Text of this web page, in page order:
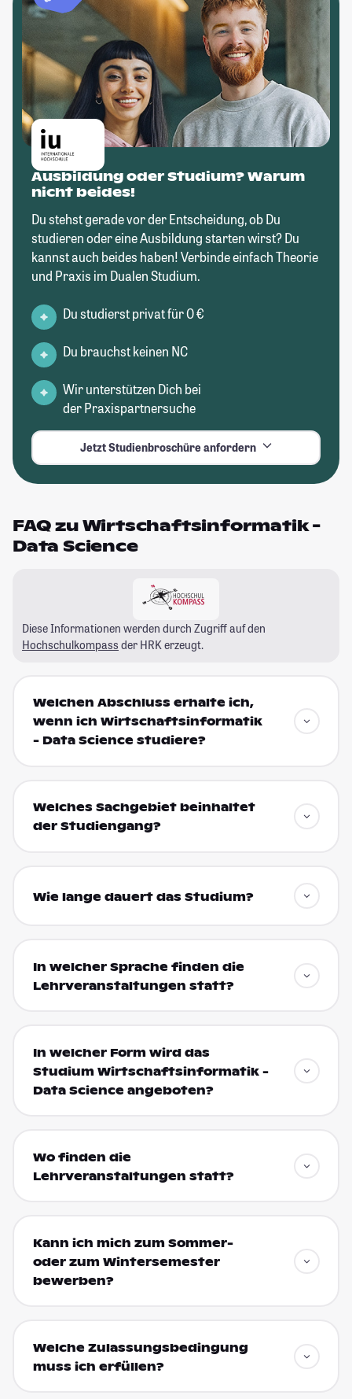
Ausbildung oder Studium? Warum
nicht beides!
Du stehst gerade vor der Entscheidung, ob Du
studieren oder eine Ausbildung starten wirst? Du
kannst auch beides haben! Verbinde einfach Theorie
und Praxis im Dualen Studium.
Du studierst privat für 0 €
Du brauchst keinen NC
Wir unterstützen Dich bei
der Praxispartnersuche
Jetzt Studienbroschüre anfordern
FAQ zu Wirtschaftsinformatik -
Data Science
Diese Informationen werden durch Zugriff auf den
Hochschulkompass der HRK erzeugt.
Welchen Abschluss erhalte ich,
wenn ich Wirtschaftsinformatik
- Data Science studiere?
Welches Sachgebiet beinhaltet
der Studiengang?
Wie lange dauert das Studium?
In welcher Sprache finden die
Lehrveranstaltungen statt?
In welcher Form wird das
Studium Wirtschaftsinformatik -
Data Science angeboten?
Wo finden die
Lehrveranstaltungen statt?
Kann ich mich zum Sommer-
oder zum Wintersemester
bewerben?
Welche Zulassungsbedingung
muss ich erfüllen?